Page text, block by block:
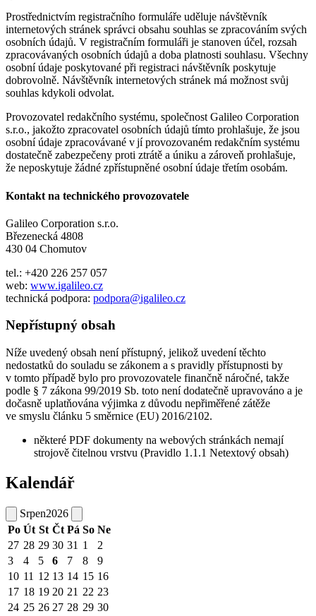
Prostřednictvím registračního formuláře uděluje návštěvník
internetových stránek správci obsahu souhlas se zpracováním svých
osobních údajů. V registračním formuláři je stanoven účel, rozsah
zpracovávaných osobních údajů a doba platnosti souhlasu. Všechny
osobní údaje poskytované při registraci návštěvník poskytuje
dobrovolně. Návštěvník internetových stránek má možnost svůj
souhlas kdykoli odvolat.
Provozovatel redakčního systému, společnost Galileo Corporation
s.r.o., jakožto zpracovatel osobních údajů tímto prohlašuje, že jsou
osobní údaje zpracovávané v jí provozovaném redakčním systému
dostatečně zabezpečeny proti ztrátě a úniku a zároveň prohlašuje,
že neposkytuje žádné zpřístupněné osobní údaje třetím osobám.
Kontakt na technického provozovatele
Galileo Corporation s.r.o.
Březenecká 4808
430 04 Chomutov
tel.: +420 226 257 057
web: www.igalileo.cz
technická podpora: podpora@igalileo.cz
Nepřístupný obsah
Níže uvedený obsah není přístupný, jelikož uvedení těchto
nedostatků do souladu se zákonem a s pravidly přístupnosti by
v tomto případě bylo pro provozovatele finančně náročné, takže
podle § 7 zákona 99/2019 Sb. toto není dodatečně upravováno a je
dočasně uplatňována výjimka z důvodu nepřiměřené zátěže
ve smyslu článku 5 směrnice (EU) 2016/2102.
některé PDF dokumenty na webových stránkách nemají
strojově čitelnou vrstvu (Pravidlo 1.1.1 Netextový obsah)
Kalendář
Srpen2026
Po Út St Čt Pá So Ne
27 28 29 30 31 1
2
3
4 5 6 7 8
9
10 11 12 13 14 15 16
17 18 19 20 21 22 23
24 25 26 27 28 29 30